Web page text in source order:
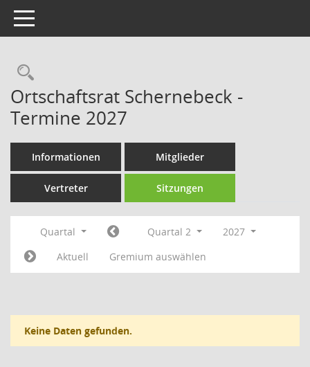
Toggle navigation
Rechercheauswahl
Ortschaftsrat Schernebeck -
Termine 2027
Informationen Mitglieder
Vertreter Sitzungen
Quartal Quartal 2
2027
Aktuell
Gremium auswählen
Keine Daten gefunden.